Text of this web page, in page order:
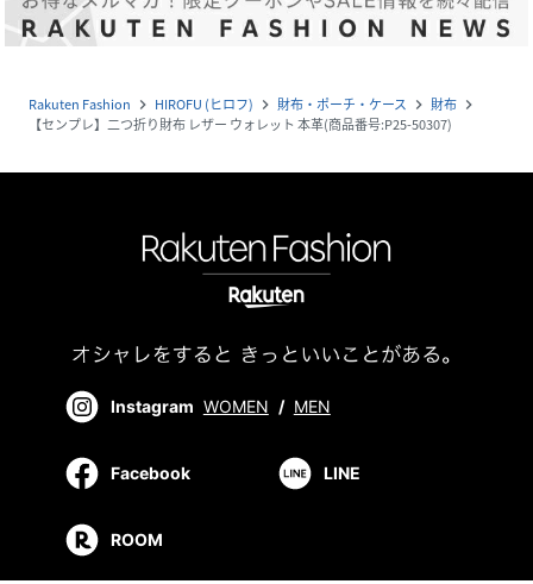
Rakuten Fashion navigate_next HIROFU (ヒロフ) navigate_next 財布・ポーチ・ケース navigate_next 財布 navigate_next
【センプレ】二つ折り財布 レザー ウォレット 本革(商品番号:P25-50307)
Instagram WOMEN / MEN
Facebook LINE
ROOM